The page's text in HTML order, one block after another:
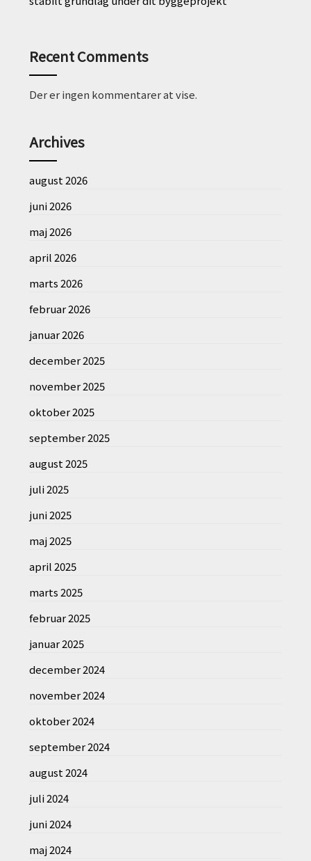
Recent Comments
Der er ingen kommentarer at vise.
Archives
august 2026
juni 2026
maj 2026
april 2026
marts 2026
februar 2026
januar 2026
december 2025
november 2025
oktober 2025
september 2025
august 2025
juli 2025
juni 2025
maj 2025
april 2025
marts 2025
februar 2025
januar 2025
december 2024
november 2024
oktober 2024
september 2024
august 2024
juli 2024
juni 2024
maj 2024